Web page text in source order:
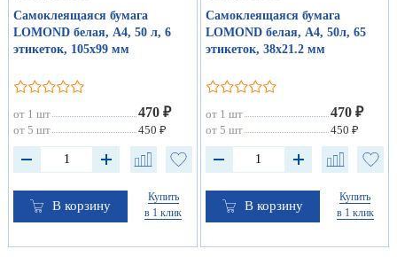
Самоклеящаяся бумага
LOMOND белая, А4, 50 л, 6
этикеток, 105х99 мм
от 1 шт 470 ₽
от 5 шт 450 ₽
В корзину
Купить
в 1 клик
Самоклеящаяся бумага
LOMOND белая, А4, 50л, 65
этикеток, 38х21.2 мм
от 1 шт 470 ₽
от 5 шт 450 ₽
В корзину
Купить
в 1 клик